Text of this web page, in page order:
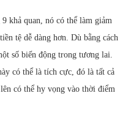
khả quan, nó có thể làm giảm
tệ dễ dàng hơn. Dù bằng cách
số biến động trong tương lai.
có thể là tích cực, đó là tất cả
có thể hy vọng vào thời điểm